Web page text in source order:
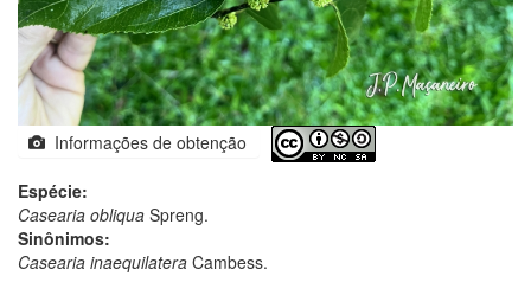
Informações de obtenção
Espécie:
Casearia obliqua Spreng.
Sinônimos:
Casearia inaequilatera Cambess.